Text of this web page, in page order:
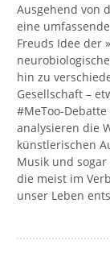
Ausgehend von
eine
Freuds Idee der
hin zu
Gesellschaft –
#MeToo-
analysieren die
künstlerischen
Musik und
die meist im
unser Leben